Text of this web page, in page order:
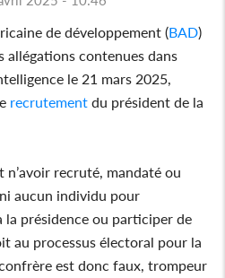
de développement (BAD)
contenues dans
le 21 mars 2025,
recrutement du président de la
n’avoir recruté, mandaté ou
aucun individu pour
présidence ou participer de
au processus électoral pour la
est donc faux, trompeur